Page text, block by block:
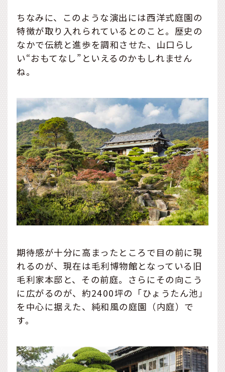
ちなみに、このような演出には西洋式庭園の
特徴が取り入れられているとのこと。歴史の
なかで伝統と進歩を調和させた、山口らし
い“おもてなし”といえるのかもしれません
ね。
期待感が十分に高まったところで目の前に現
れるのが、現在は毛利博物館となっている旧
毛利家本邸と、その前庭。さらにその向こう
に広がるのが、約2400坪の「ひょうたん池」
を中心に据えた、純和風の庭園（内庭）で
す。